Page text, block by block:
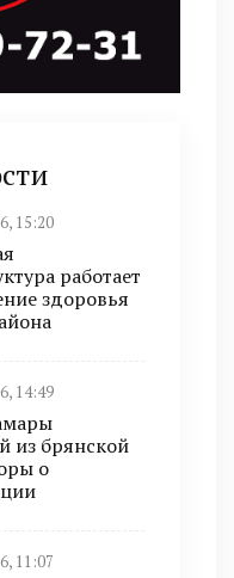
15:20
работает
здоровья
14:49
из брянской
о
11:07